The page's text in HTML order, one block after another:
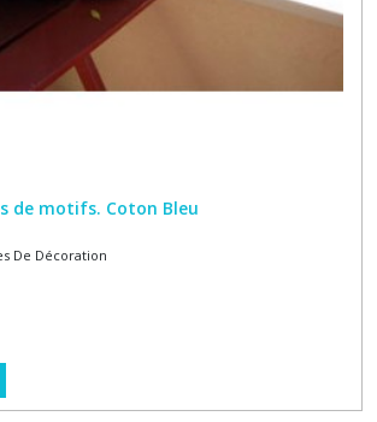
de motifs. Coton Bleu
De Décoration